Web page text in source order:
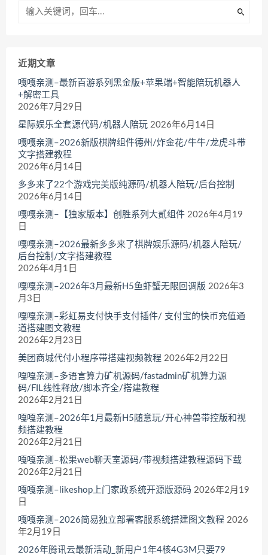
近期文章
嘎嘎亲测–最新百游系列黑金版+苹果端+智能陪玩机器人
+解密工具
2026年7月29日
星际娱乐全套源代码/机器人陪玩 2026年6月14日
嘎嘎亲测–2026新版棋牌组件德州/炸金花/牛牛/龙虎斗带
文字搭建教程
2026年6月14日
多多来了22个游戏完美版纯源码/机器人陪玩/后台控制
2026年6月14日
嘎嘎亲测–【独家版本】创胜系列大贰组件 2026年4月19
日
嘎嘎亲测–2026最新多多来了棋牌娱乐源码/机器人陪玩/
后台控制/文字搭建教程
2026年4月1日
嘎嘎亲测–2026年3月最新H5鱼虾蟹无限回调版 2026年3
月3日
嘎嘎亲测–彩虹易支付快手支付插件/ 支付宝的快币充值通
道搭建图文教程
2026年2月23日
美团商城代付小程序带搭建视频教程 2026年2月22日
嘎嘎亲测–多语言算力矿机源码/fastadmin矿机算力源
码/FIL线性释放/脚本齐全/搭建教程
2026年2月21日
嘎嘎亲测–2026年1月最新H5随意玩/开心神兽带控版和视
频搭建教程
2026年2月21日
嘎嘎亲测–松果web聊天室源码/带视频搭建教程源码下载
2026年2月21日
嘎嘎亲测–likeshop上门家政系统开源版源码 2026年2月19
日
嘎嘎亲测–2026简易独立部署客服系统搭建图文教程 2026
年2月19日
2026年腾讯云最新活动_新用户1年4核4G3M只要79